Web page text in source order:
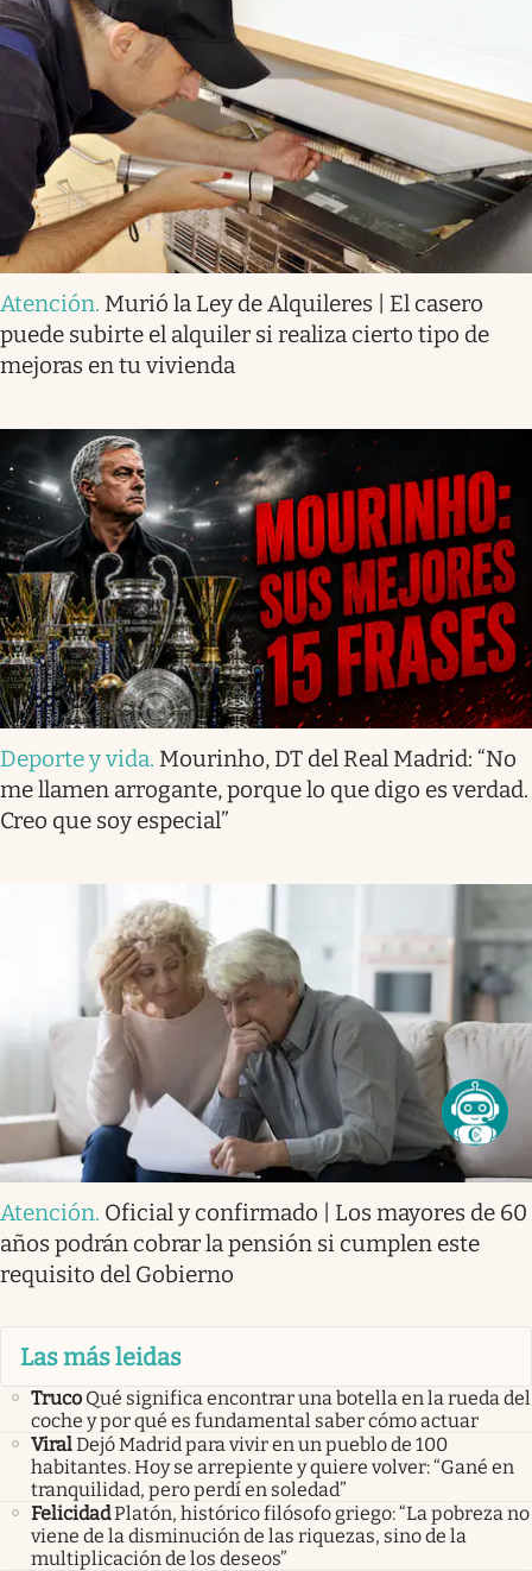
Atención. Murió la Ley de Alquileres | El casero
puede subirte el alquiler si realiza cierto tipo de
mejoras en tu vivienda
Deporte y vida. Mourinho, DT del Real Madrid: “No
me llamen arrogante, porque lo que digo es verdad.
Creo que soy especial”
Atención. Oficial y confirmado | Los mayores de 60
años podrán cobrar la pensión si cumplen este
requisito del Gobierno
Las más leidas
Truco Qué significa encontrar una botella en la rueda del
coche y por qué es fundamental saber cómo actuar
ViralDejó Madrid para vivir en un pueblo de 100
habitantes. Hoy se arrepiente y quiere volver: “Gané en
tranquilidad, pero perdí en soledad”
FelicidadPlatón, histórico filósofo griego: “La pobreza no
viene de la disminución de las riquezas, sino de la
multiplicación de los deseos”